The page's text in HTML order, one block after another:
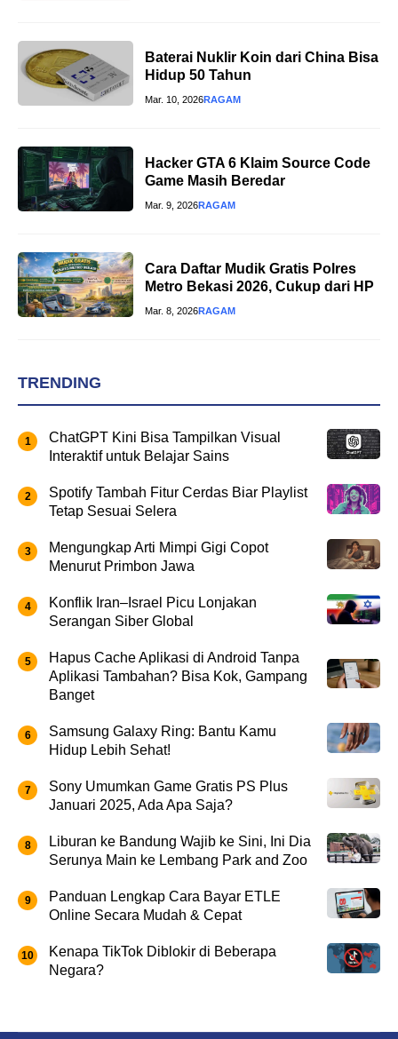
Baterai Nuklir Koin dari China Bisa
Hidup 50 Tahun
Mar. 10, 2026RAGAM
Hacker GTA 6 Klaim Source Code
Game Masih Beredar
Mar. 9, 2026RAGAM
Cara Daftar Mudik Gratis Polres
Metro Bekasi 2026, Cukup dari HP
Mar. 8, 2026RAGAM
TRENDING
ChatGPT Kini Bisa Tampilkan Visual
Interaktif untuk Belajar Sains
Spotify Tambah Fitur Cerdas Biar Playlist
Tetap Sesuai Selera
Mengungkap Arti Mimpi Gigi Copot
Menurut Primbon Jawa
Konflik Iran–Israel Picu Lonjakan
Serangan Siber Global
Hapus Cache Aplikasi di Android Tanpa
Aplikasi Tambahan? Bisa Kok, Gampang
Banget
Samsung Galaxy Ring: Bantu Kamu
Hidup Lebih Sehat!
Sony Umumkan Game Gratis PS Plus
Januari 2025, Ada Apa Saja?
Liburan ke Bandung Wajib ke Sini, Ini Dia
Serunya Main ke Lembang Park and Zoo
Panduan Lengkap Cara Bayar ETLE
Online Secara Mudah & Cepat
Kenapa TikTok Diblokir di Beberapa
Negara?